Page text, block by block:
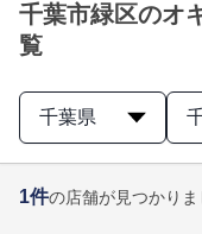
千葉市緑区のオ
覧
千葉県
1件の店舗が見つかりま